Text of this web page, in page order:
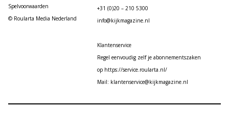
Spelvoorwaarden
© Roularta Media Nederland
+31 (0)20 – 210 5300
info@kijkmagazine.nl
Klantenservice
Regel eenvoudig zelf je abonnementszaken
op https://service.roularta.nl/
Mail: klantenservice@kijkmagazine.nl